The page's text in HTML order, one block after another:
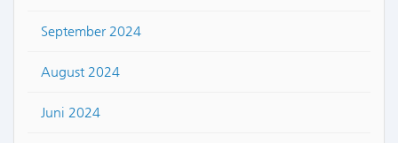
September 2024
August 2024
Juni 2024